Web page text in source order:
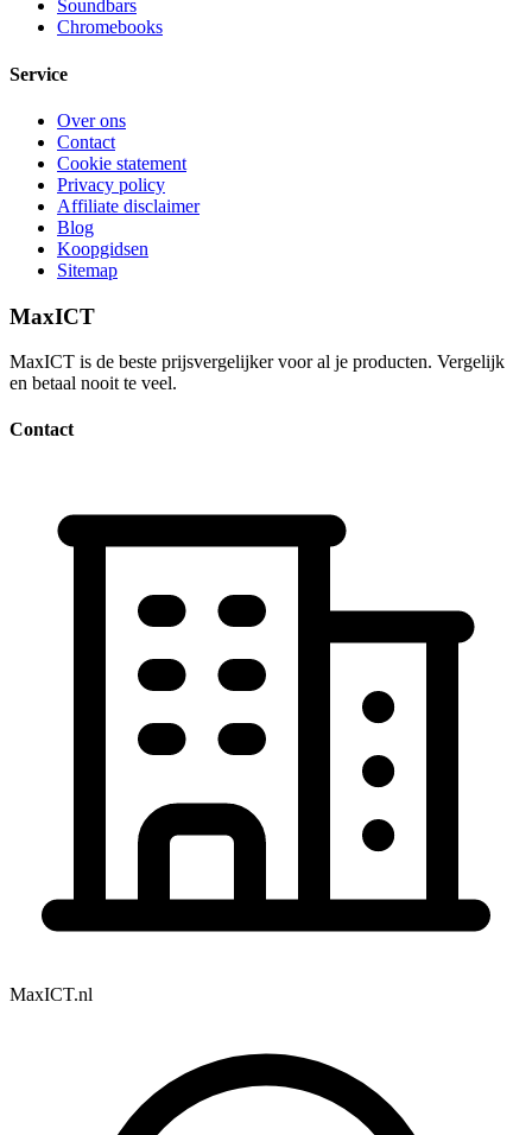
Soundbars
Chromebooks
Service
Over ons
Contact
Cookie statement
Privacy policy
Affiliate disclaimer
Blog
Koopgidsen
Sitemap
MaxICT
MaxICT is de beste prijsvergelijker voor al je producten. Vergelijk
en betaal nooit te veel.
Contact
MaxICT.nl